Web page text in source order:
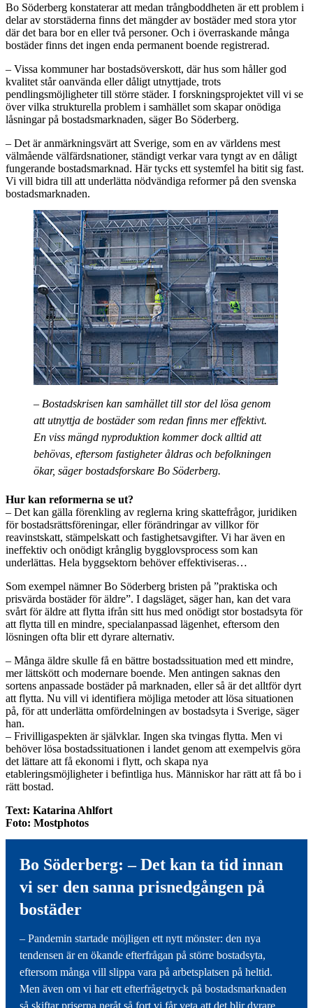
Bo Söderberg konstaterar att medan trångboddheten är ett problem i
delar av storstäderna finns det mängder av bostäder med stora ytor
där det bara bor en eller två personer. Och i överraskande många
bostäder finns det ingen enda permanent boende registrerad.
– Vissa kommuner har bostadsöverskott, där hus som håller god
kvalitet står oanvända eller dåligt utnyttjade, trots
pendlingsmöjligheter till större städer. I forskningsprojektet vill vi se
över vilka strukturella problem i samhället som skapar onödiga
låsningar på bostadsmarknaden, säger Bo Söderberg.
– Det är anmärkningsvärt att Sverige, som en av världens mest
välmående välfärdsnationer, ständigt verkar vara tyngt av en dåligt
fungerande bostadsmarknad. Här tycks ett systemfel ha bitit sig fast.
Vi vill bidra till att underlätta nödvändiga reformer på den svenska
bostadsmarknaden.
– Bostadskrisen kan samhället till stor del lösa genom
att utnyttja de bostäder som redan finns mer effektivt.
En viss mängd nyproduktion kommer dock alltid att
behövas, eftersom fastigheter åldras och befolkningen
ökar, säger bostadsforskare Bo Söderberg.
Hur kan reformerna se ut?
– Det kan gälla förenkling av reglerna kring skattefrågor, juridiken
för bostadsrättsföreningar, eller förändringar av villkor för
reavinstskatt, stämpelskatt och fastighetsavgifter. Vi har även en
ineffektiv och onödigt krånglig bygglovsprocess som kan
underlättas. Hela byggsektorn behöver effektiviseras…
Som exempel nämner Bo Söderberg bristen på ”praktiska och
prisvärda bostäder för äldre”. I dagsläget, säger han, kan det vara
svårt för äldre att flytta ifrån sitt hus med onödigt stor bostadsyta för
att flytta till en mindre, specialanpassad lägenhet, eftersom den
lösningen ofta blir ett dyrare alternativ.
– Många äldre skulle få en bättre bostadssituation med ett mindre,
mer lättskött och modernare boende. Men antingen saknas den
sortens anpassade bostäder på marknaden, eller så är det alltför dyrt
att flytta. Nu vill vi identifiera möjliga metoder att lösa situationen
på, för att underlätta omfördelningen av bostadsyta i Sverige, säger
han.
– Frivilligaspekten är självklar. Ingen ska tvingas flytta. Men vi
behöver lösa bostadssituationen i landet genom att exempelvis göra
det lättare att få ekonomi i flytt, och skapa nya
etableringsmöjligheter i befintliga hus. Människor har rätt att få bo i
rätt bostad.
Text: Katarina Ahlfort
Foto: Mostphotos
Bo Söderberg: – Det kan ta tid innan
vi ser den sanna prisnedgången på
bostäder
– Pandemin startade möjligen ett nytt mönster: den nya
tendensen är en ökande efterfrågan på större bostadsyta,
eftersom många vill slippa vara på arbetsplatsen på heltid.
Men även om vi har ett efterfrågetryck på bostadsmarknaden
så skiftar priserna neråt så fort vi får veta att det blir dyrare